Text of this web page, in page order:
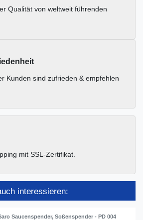
Qualität von weltweit führenden
Kunden sind zufrieden & empfehlen
mit SSL-Zertifikat.
interessieren:
Saucenspender, Soßenspender - PD 004